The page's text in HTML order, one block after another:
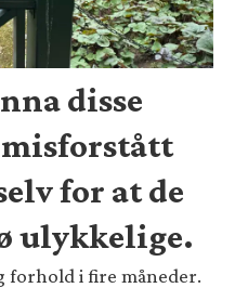
disse
misforstått
for at de
ulykkelige.
forhold i fire måneder.